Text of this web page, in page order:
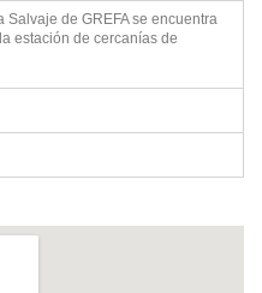
de GREFA se encuentra
estación de cercanías de